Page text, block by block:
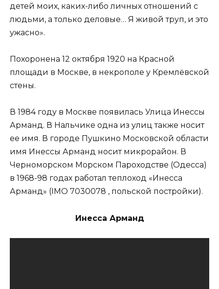
детей моих, каких-либо личных отношений с
людьми, а только деловые… Я живой труп, и это
ужасно».
Похоронена 12 октября 1920 на Красной
площади в Москве, в некрополе у Кремлёвской
стены.
В 1984 году в Москве появилась Улица Инессы
Арманд. В Нальчике одна из улиц также носит
ее имя. В городе Пушкино Московской области
имя Инессы Арманд носит микрорайон. В
Черноморском Морском Пароходстве (Одесса)
в 1968-98 годах работал теплоход «Инесса
Арманд» (IMO 7030078 , польской постройки).
Инесса Арманд